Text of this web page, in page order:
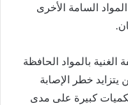
السامة الأخرى
بالمواد الحافظة
خطر الإصابة
كبيرة على مدى